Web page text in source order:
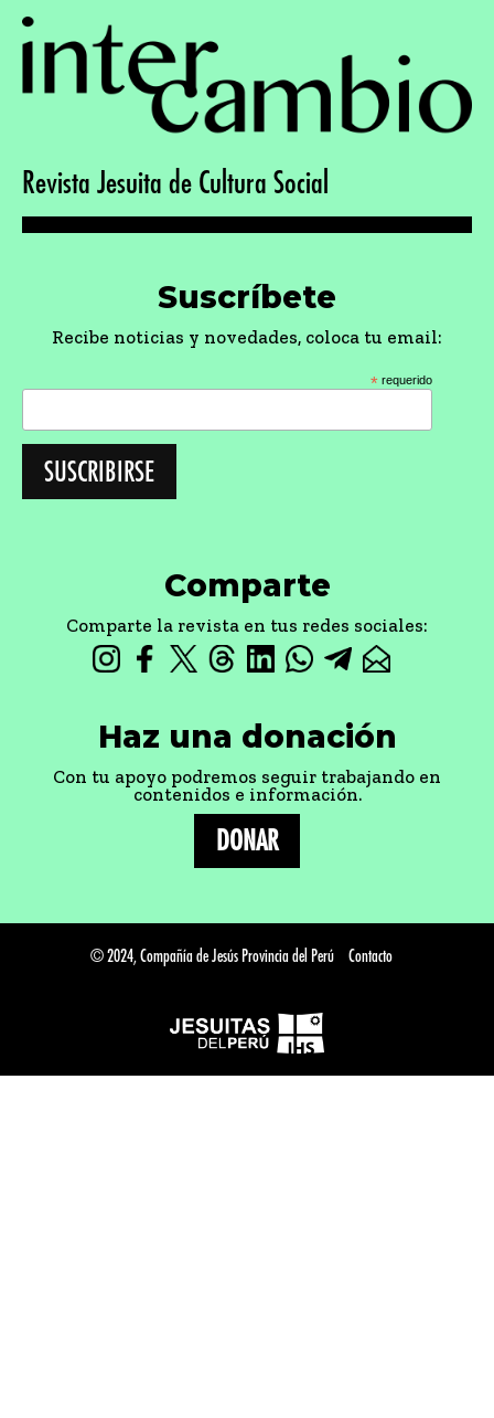
Revista Jesuita de Cultura Social
Suscríbete
Recibe noticias y novedades, coloca tu email:
* requerido
Comparte
Comparte la revista en tus redes sociales:
Haz una donación
Con tu apoyo podremos seguir trabajando en
contenidos e información.
DONAR
© 2024, Compañía de Jesús Provincia del Perú Contacto